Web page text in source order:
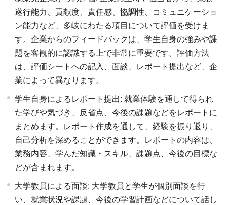
遂行能力、貢献度、責任感、協調性、コミュニケーショ
ン能力など、多岐にわたる項目について評価を受けま
す。企業からのフィードバックは、学生自身の強みや課
題を客観的に認識する上で非常に重要です。評価方法
は、評価シートへの記入、面談、レポート提出など、企
業によって異なります。
学生自身によるレポート提出: 就業体験を通して得られ
た学びや気づき、反省点、今後の課題などをレポートに
まとめます。レポート作成を通して、経験を振り返り、
自己分析を深めることができます。レポートの内容は、
業務内容、学んだ知識・スキル、課題点、今後の目標な
どが含まれます。
大学教員による面談: 大学教員と学生が個別面談を行
い、就業状況や課題、今後の学習計画などについて話し